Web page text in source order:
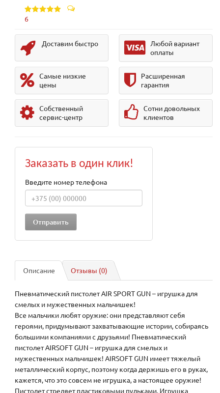
6
Доставим быстро
Любой вариант
оплаты
Самые низкие
цены
Расширенная
гарантия
Собственный
сервис-центр
Сотни довольных
клиентов
Заказать в один клик!
Введите номер телефона
Описание Отзывы (0)
Пневматический пистолет AIR SPORT GUN – игрушка для
смелых и мужественных мальчишек!
Все мальчики любят оружие: они представляют себя
героями, придумывают захватывающие истории, собираясь
большими компаниями с друзьями! Пневматический
пистолет AIRSOFT GUN – игрушка для смелых и
мужественных мальчишек! AIRSOFT GUN имеет тяжелый
металлический корпус, поэтому когда держишь его в руках,
кажется, что это совсем не игрушка, а настоящее оружие!
Пистолет стреляет пластиковыми пульками. Игрушка